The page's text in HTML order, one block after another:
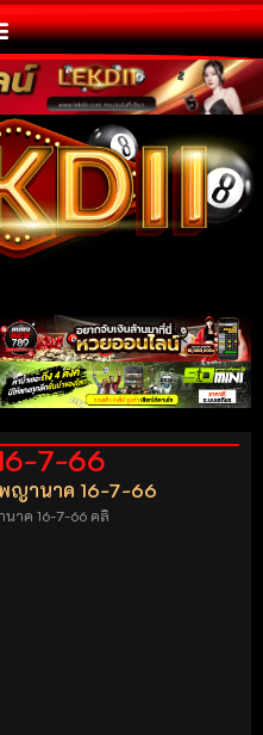
7-66
ญานาค 16-7-66
าค 16-7-66 คลิ